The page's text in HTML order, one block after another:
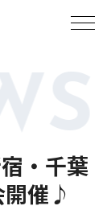
・千葉
開催♪